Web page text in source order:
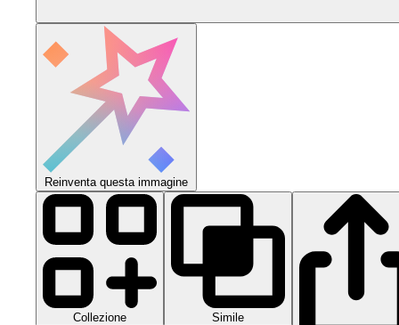
Reinventa questa immagine
Collezione Simile